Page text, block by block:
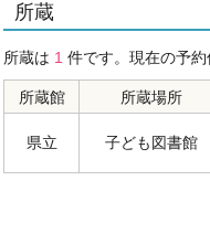
所蔵
所蔵は 1 件です。現在の予約
所蔵館 所蔵場所
県立 子ども図書館